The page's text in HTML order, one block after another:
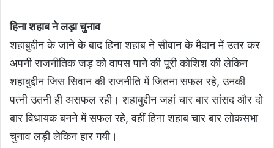
हिना शहाब ने लड़ा चुनाव
शहाबुद्दीन के जाने के बाद हिना शहाब ने सीवान के मैदान में उतर कर
अपनी राजनीतिक जड़ को वापस पाने की पूरी कोशिश की लेकिन
शहाबुद्दीन जिस सिवान की राजनीति में जितना सफल रहे, उनकी
पत्नी उतनी ही असफल रही। शहाबुद्दीन जहां चार बार सांसद और दो
बार विधायक बनने में सफल रहे, वहीं हिना शहाब चार बार लोकसभा
चुनाव लड़ी लेकिन हार गयी।